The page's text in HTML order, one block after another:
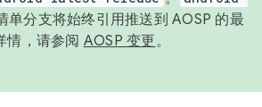
单分支将始终引用推送到 AOSP 的最
情，请参阅 AOSP 变更。